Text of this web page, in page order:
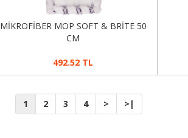
MİKROFİBER MOP SOFT & BRİTE 50
CM
492.52 TL
1 2 3 4 > >|